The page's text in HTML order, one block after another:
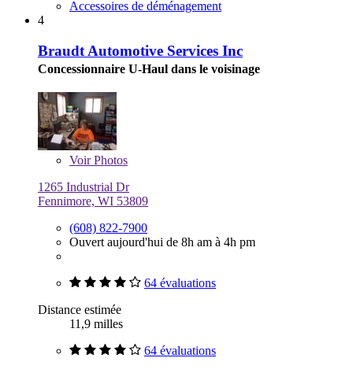
Accessoires de déménagement
4
Braudt Automotive Services Inc
Concessionnaire U-Haul dans le voisinage
VoirPhotos
1265 Industrial Dr
Fennimore, WI 53809
(608) 822-7900
Ouvert aujourd'hui de 8h am à 4h pm
64 évaluations
Distance estimée
11,9 milles
64 évaluations